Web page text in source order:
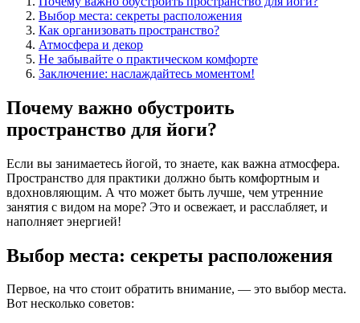
Выбор места: секреты расположения
Как организовать пространство?
Атмосфера и декор
Не забывайте о практическом комфорте
Заключение: наслаждайтесь моментом!
Почему важно обустроить
пространство для йоги?
Если вы занимаетесь йогой, то знаете, как важна атмосфера.
Пространство для практики должно быть комфортным и
вдохновляющим. А что может быть лучше, чем утренние
занятия с видом на море? Это и освежает, и расслабляет, и
наполняет энергией!
Выбор места: секреты расположения
Первое, на что стоит обратить внимание, — это выбор места.
Вот несколько советов: